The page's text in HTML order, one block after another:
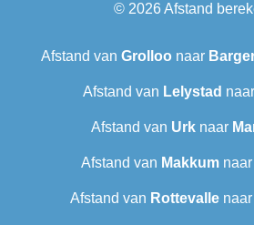
© 2026Afstand
Afstand van Grolloo naar
Afstand van Lelystad naar
Afstand van Urk naar
Afstand van Makkum naar
Afstand van Rottevallenaar